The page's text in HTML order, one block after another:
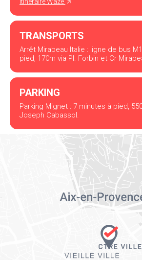
itinéraire Waze
TRANSPORTS
Arrêt Mirabeau Italie : ligne de bus
pied, 170m via Pl. Forbin et Cr
PARKING
Parking Mignet : 7 minutes à pied,
Joseph Cabassol.